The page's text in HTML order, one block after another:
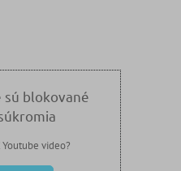
sú blokované
video?